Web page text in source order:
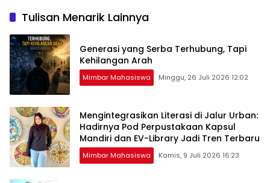
Tulisan Menarik Lainnya
Generasi yang Serba Terhubung, Tapi
Kehilangan Arah
Mimbar Mahasiswa Minggu, 26 Juli 2026 12:02
Mengintegrasikan Literasi di Jalur Urban:
Hadirnya Pod Perpustakaan Kapsul
Mandiri dan EV-Library Jadi Tren Terbaru
Mimbar Mahasiswa Kamis, 9 Juli 2026 16:23